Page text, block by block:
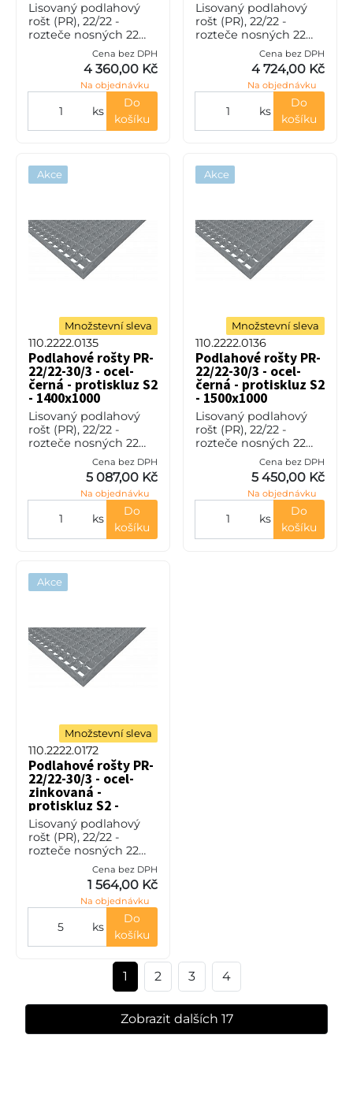
Lisovaný podlahový
rošt (PR), 22/22 -
rozteče nosných 22
mm / rozpěrných 22
mm, výška 30 mm, síla
3 mm, ocel S235JR
(ST37.2 nebo také ČSN
Cena bez DPH
4 360,00 Kč
Na objednávku
ks
Do
košíku
Lisovaný podlahový
rošt (PR), 22/22 -
rozteče nosných 22
mm / rozpěrných 22
mm, výška 30 mm, síla
3 mm, ocel S235JR
(ST37.2 nebo také ČSN
Cena bez DPH
4 724,00 Kč
Na objednávku
ks
Do
košíku
Akce
Množstevní sleva
110.2222.0135
Podlahové rošty PR-
22/22-30/3 - ocel-
černá - protiskluz S2
- 1400x1000
Lisovaný podlahový
rošt (PR), 22/22 -
rozteče nosných 22
mm / rozpěrných 22
mm, výška 30 mm, síla
3 mm, ocel S235JR
(ST37.2 nebo také ČSN
Cena bez DPH
5 087,00 Kč
Na objednávku
ks
Do
košíku
Akce
Množstevní sleva
110.2222.0136
Podlahové rošty PR-
22/22-30/3 - ocel-
černá - protiskluz S2
- 1500x1000
Lisovaný podlahový
rošt (PR), 22/22 -
rozteče nosných 22
mm / rozpěrných 22
mm, výška 30 mm, síla
3 mm, ocel S235JR
(ST37.2 nebo také ČSN
Cena bez DPH
5 450,00 Kč
Na objednávku
ks
Do
košíku
Akce
Množstevní sleva
110.2222.0172
Podlahové rošty PR-
22/22-30/3 - ocel-
zinkovaná -
protiskluz S2 -
200x1000
Lisovaný podlahový
rošt (PR), 22/22 -
rozteče nosných 22
mm / rozpěrných 22
mm, výška 30 mm, síla
3 mm, ocel S235JR
(ST37.2 nebo také ČSN
Cena bez DPH
1 564,00 Kč
Na objednávku
ks
Do
košíku
1 2 3 4
Zobrazit dalších 17